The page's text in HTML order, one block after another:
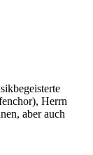
Herrn
aber auch